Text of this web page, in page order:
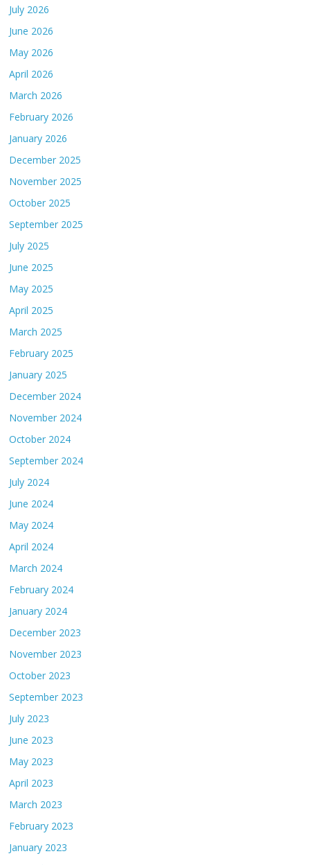
July 2026
June 2026
May 2026
April 2026
March 2026
February 2026
January 2026
December 2025
November 2025
October 2025
September 2025
July 2025
June 2025
May 2025
April 2025
March 2025
February 2025
January 2025
December 2024
November 2024
October 2024
September 2024
July 2024
June 2024
May 2024
April 2024
March 2024
February 2024
January 2024
December 2023
November 2023
October 2023
September 2023
July 2023
June 2023
May 2023
April 2023
March 2023
February 2023
January 2023